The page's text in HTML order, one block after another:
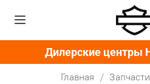
Дилерские центры
Главная